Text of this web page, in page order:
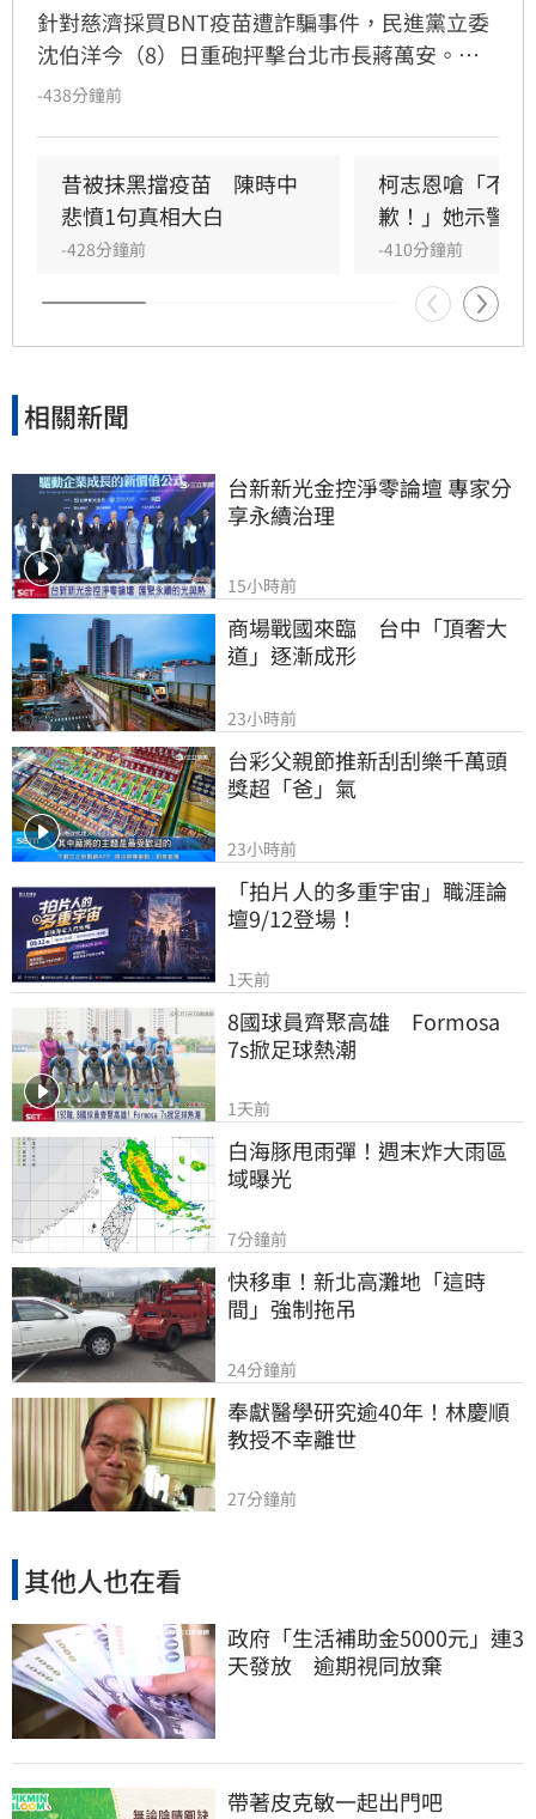
針對慈濟採買BNT疫苗遭詐騙事件，民進黨立委
沈伯洋今（8）日重砲抨擊台北市長蔣萬安。沈
伯洋指出，蔣萬安過去曾任衛環委員會召委並召
疫苗」。沈伯洋直言，蔣萬安身為當時的召委，
應針對刻意扭曲事實並抹黑防疫團隊的行為出面
說明，而非以各種藉口閃避。
-438分鐘前
昔被抹黑擋疫苗　陳時中
悲憤1句真相大白
-428分鐘前
柯志恩嗆「不
歉！」她示警1
-410分鐘前
相關新聞
台新新光金控淨零論壇 專家分
享永續治理
15小時前
商場戰國來臨　台中「頂奢大
道」逐漸成形
23小時前
台彩父親節推新刮刮樂千萬頭
獎超「爸」氣
23小時前
「拍片人的多重宇宙」職涯論
壇9/12登場！
1天前
8國球員齊聚高雄　Formosa
7s掀足球熱潮
1天前
白海豚甩雨彈！週末炸大雨區
域曝光
7分鐘前
快移車！新北高灘地「這時
間」強制拖吊
24分鐘前
奉獻醫學研究逾40年！林慶順
教授不幸離世
27分鐘前
其他人也在看
政府「生活補助金5000元」連3
天發放 逾期視同放棄
帶著皮克敏一起出門吧